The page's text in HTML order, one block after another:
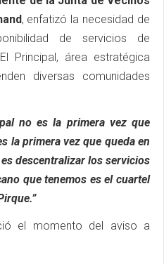
, enfatizó la necesidad de
de servicios de
Principal, área estratégica
diversas comunidades
no es la primera vez que
la primera vez que queda en
descentralizar los servicios
que tenemos es el cuartel
el momento del aviso a